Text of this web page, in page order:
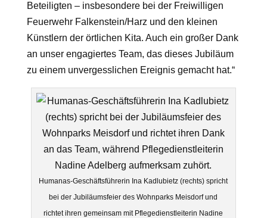
Beteiligten – insbesondere bei der Freiwilligen
Feuerwehr Falkenstein/Harz und den kleinen
Künstlern der örtlichen Kita. Auch ein großer Dank
an unser engagiertes Team, das dieses Jubiläum
zu einem unvergesslichen Ereignis gemacht hat.“
Humanas-Geschäftsführerin Ina Kadlubietz (rechts) spricht
bei der Jubiläumsfeier des Wohnparks Meisdorf und
richtet ihren gemeinsam mit Pflegedienstleiterin Nadine